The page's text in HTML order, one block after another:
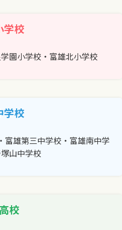
学校
園小学校・富雄北小学校
学校
富雄第三中学校・富雄南中学
山中学校
高校